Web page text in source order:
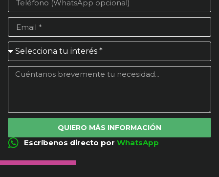
QUIERO MÁS INFORMACIÓN
Escríbenos directo por WhatsApp